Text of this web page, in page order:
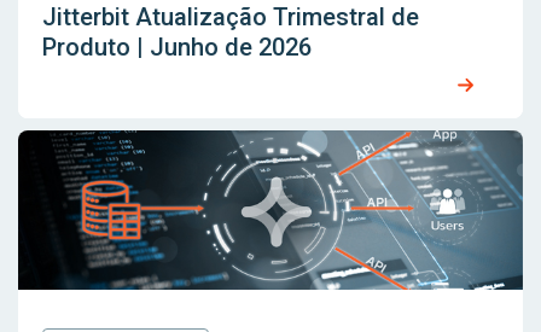
Jitterbit Atualização Trimestral de
Produto | Junho de 2026